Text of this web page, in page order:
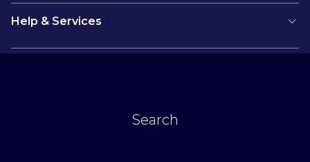
Search
Help & Services